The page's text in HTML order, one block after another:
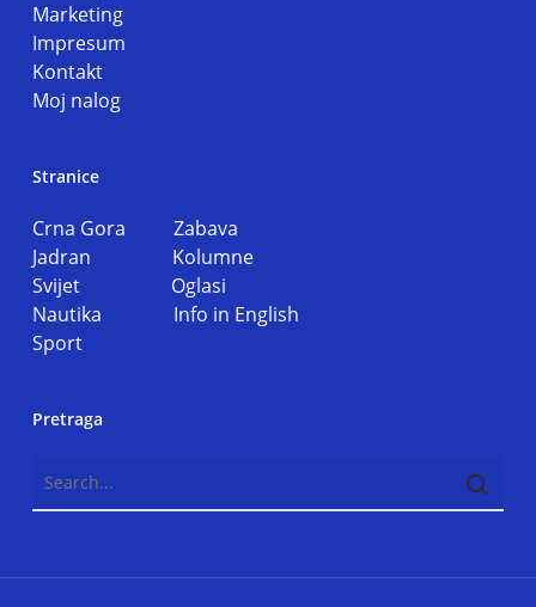
Marketing
Impresum
Kontakt
Moj nalog
Stranice
Crna Gora Zabava
Jadran Kolumne
Svijet Oglasi
Nautika Info in English
Sport
Pretraga